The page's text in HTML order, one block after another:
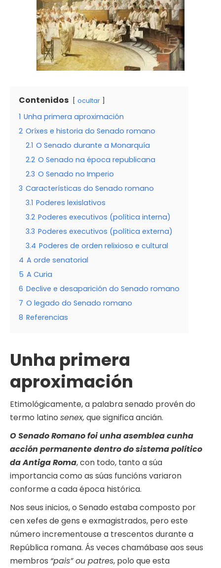
Contenidos ocultar
1 Unha primera aproximación
2 Oríxes e historia do Senado romano
2.1 O Senado durante a Monarquía
2.2 O Senado na época republicana
2.3 O Senado no Imperio
3 Características do Senado romano
3.1 Poderes lexislativos
3.2 Poderes executivos (política interna)
3.3 Poderes executivos (política externa)
3.4 Poderes de orden relixioso e cultural
4 A orde senatorial
5 A Curia
6 Declive e desaparición do Senado romano
7 O legado do Senado romano
8 Referencias
Unha primera
aproximación
Etimológicamente, a palabra senado provén do
termo latino senex, que significa ancián.
O Senado Romano foi unha asemblea cunha
acción permanente dentro do sistema político
da Antiga Roma, con todo, tanto a súa
importancia como as súas funcións variaron
conforme a cada época histórica.
Nos seus inicios, o Senado estaba composto por
cen xefes de gens e exmagistrados, pero este
número incrementouse a trescentos durante a
República romana. Ás veces chamábase aos seus
membros “pais” ou patres, polo que esta